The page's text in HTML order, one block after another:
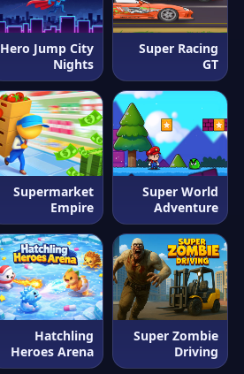
Super Racing
GT
Hero Jump City
Nights
Super World
Adventure
Supermarket
Empire
Super Zombie
Driving
Hatchling
Heroes Arena